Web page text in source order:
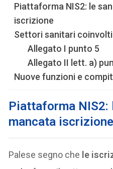
Piattaforma NIS2: le
iscrizione
Settori sanitari coinvolti
Allegato I punto 5
Allegato II lett. a)
Nuove funzioni e
Piattaforma NIS2:
mancata iscrizione
Palese segno che le